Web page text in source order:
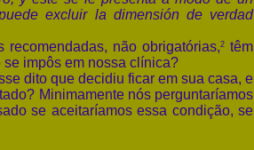
excluir la dimensión de verdad
não obrigatórias,2têm
impôs em nossa clínica?
dito que decidiu ficar em sua casa, e
Minimamente nós perguntaríamos
se aceitaríamos essa condição, se